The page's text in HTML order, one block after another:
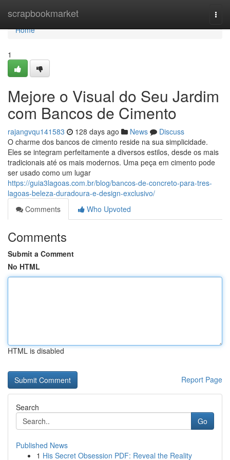
scrapbookmarket
Home
Home
1
Mejore o Visual do Seu Jardim
com Bancos de Cimento
rajangvqu141583 128 days ago News
Discuss
O charme dos bancos de cimento reside na sua simplicidade.
Eles se integram perfeitamente a diversos estilos, desde os mais
tradicionais até os mais modernos. Uma peça em cimento pode
ser usado como um lugar
https://guia3lagoas.com.br/blog/bancos-de-concreto-para-tres-
lagoas-beleza-duradoura-e-design-exclusivo/
Comments
Who Upvoted
Comments
Submit a Comment
No HTML
HTML is disabled
Report Page
Search
Go
Published News
1 His Secret Obsession PDF: Reveal the Reality